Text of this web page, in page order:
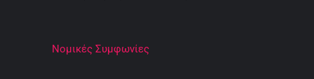
Νομικές Συμφωνίες